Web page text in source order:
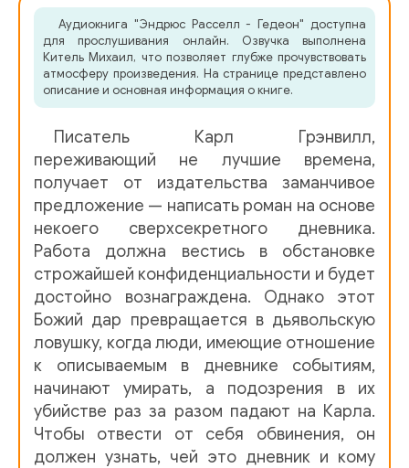
00_03_Prolog, 13 iyulya
01_01_01_18_iyunya-9 iyulya
01_01_02_18_iyunya-9 iyulya
01_01_03_18_iyunya-9 iyulya
01_02_01_18_iyunya-9 iyulya
01_02_02_18_iyunya-9 iyulya
01_02_03_18_iyunya-9 iyulya
01_02_04_18_iyunya-9 iyulya
01_03_02_18_iyunya-9 iyulya
01_03_03_18_iyunya-9 iyulya
01_03_04_18_iyunya-9 iyulya
01_03_05_18_iyunya-9 iyulya
Аудиокнига "Эндрюс Расселл - Гедеон" доступна
для прослушивания онлайн. Озвучка выполнена
Китель Михаил, что позволяет глубже прочувствовать
атмосферу произведения. На странице представлено
описание и основная информация о книге.
Писатель Карл Грэнвилл,
переживающий не лучшие времена,
получает от издательства заманчивое
предложение — написать роман на основе
некоего сверхсекретного дневника.
Работа должна вестись в обстановке
строжайшей конфиденциальности и будет
достойно вознаграждена. Однако этот
Божий дар превращается в дьявольскую
ловушку, когда люди, имеющие отношение
к описываемым в дневнике событиям,
начинают умирать, а подозрения в их
убийстве раз за разом падают на Карла.
Чтобы отвести от себя обвинения, он
должен узнать, чей это дневник и кому